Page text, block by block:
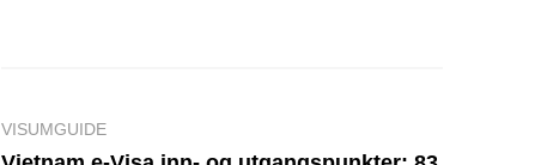
VISUMGUIDE